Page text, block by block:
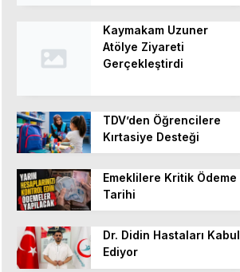
Kaymakam Uzuner
Atölye Ziyareti
Gerçekleştirdi
TDV’den Öğrencilere
Kırtasiye Desteği
Emeklilere Kritik Ödeme
Tarihi
Dr. Didin Hastaları Kabul
Ediyor